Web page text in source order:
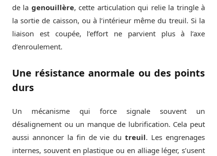
de la genouillère, cette articulation qui relie la tringle à
la sortie de caisson, ou à l’intérieur même du treuil. Si la
liaison est coupée, l’effort ne parvient plus à l’axe
d’enroulement.
Une résistance anormale ou des points
durs
Un mécanisme qui force signale souvent un
désalignement ou un manque de lubrification. Cela peut
aussi annoncer la fin de vie dutreuil. Les engrenages
internes, souvent en plastique ou en alliage léger, s’usent